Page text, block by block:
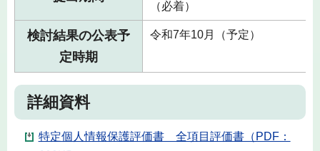
（必着）
検討結果の公表予
定時期
令和7年10月（予定）
詳細資料
特定個人情報保護評価書 全項目評価書（PDF：